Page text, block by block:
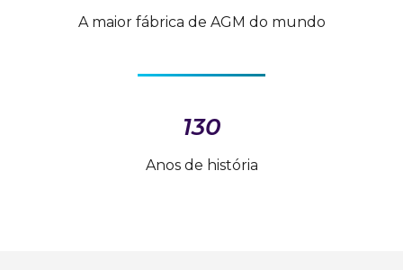
A maior fábrica de AGM do mundo
130
Anos de história